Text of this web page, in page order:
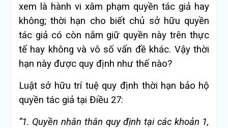
xem là hành vi xâm phạm quyền tác giả hay
không; thời hạn cho biết chủ sở hữu quyền
tác giả có còn nắm giữ quyền này trên thực
tế hay không và vô số vấn đề khác. Vậy thời
hạn này được quy định như thế nào?
Luật sở hữu trí tuệ quy định thời hạn bảo hộ
quyền tác giả tại Điều 27:
“1. Quyền nhân thân quy định tại các khoản 1,